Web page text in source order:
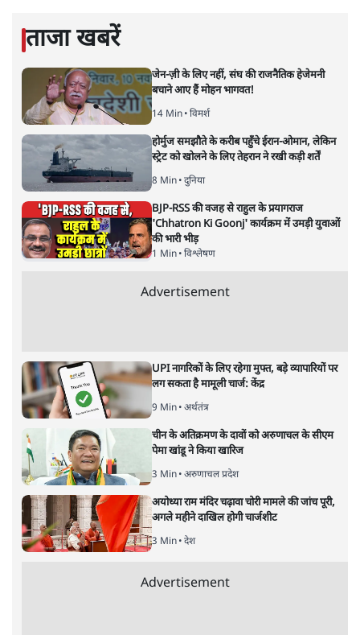
ताजा खबरें
जेन-ज़ी के लिए नहीं, संघ की राजनैतिक हेजेमनी
बचाने आए हैं मोहन भागवत!
14 Min• विमर्श
होर्मुज समझौते के करीब पहुँचे ईरान-ओमान, लेकिन
स्ट्रेट को खोलने के लिए तेहरान ने रखी कड़ी शर्तें
8 Min• दुनिया
BJP-RSS की वजह से राहुल के प्रयागराज
'Chhatron Ki Goonj' कार्यक्रम में उमड़ी युवाओं
की भारी भीड़
1 Min• विश्लेषण
Advertisement
UPI नागरिकों के लिए रहेगा मुफ्त, बड़े व्यापारियों पर
लग सकता है मामूली चार्ज: केंद्र
9 Min• अर्थतंत्र
चीन के अतिक्रमण के दावों को अरुणाचल के सीएम
पेमा खांडू ने किया खारिज
3 Min• अरुणाचल प्रदेश
अयोध्या राम मंदिर चढ़ावा चोरी मामले की जांच पूरी,
अगले महीने दाखिल होगी चार्जशीट
3 Min• देश
Advertisement